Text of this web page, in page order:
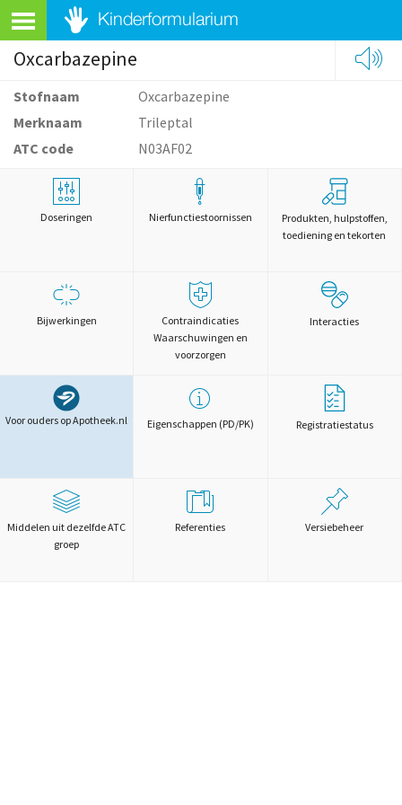
Oxcarbazepine
Stofnaam
Oxcarbazepine
Merknaam
Trileptal
ATC code
N03AF02
Doseringen Nierfunctiestoornissen
Produkten, hulpstoffen,
toediening en tekorten
Bijwerkingen
Contraindicaties
Waarschuwingen en
voorzorgen
Interacties
Voor ouders op Apotheek.nl Eigenschappen (PD/PK) Registratiestatus
Middelen uit dezelfde ATC
groep
Referenties Versiebeheer